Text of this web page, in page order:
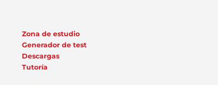
Zona de estudio
Generador de test
Descargas
Tutoría